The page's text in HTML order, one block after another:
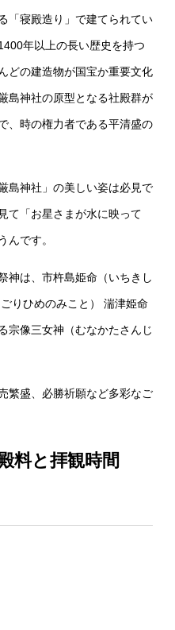
「寝殿造り」で建てられてい
年以上の長い歴史を持つ
どの建造物が国宝か重要文化
島神社の原型となる社殿群が
、時の権力者である平清盛の
島神社」の美しい姿は必見で
て「お星さまが水に映って
んです。
神は、市杵島姫命（いちきし
りひめのみこと） 湍津姫命
宗像三女神（むなかたさんじ
繁盛、必勝祈願など多彩なご
料と拝観時間